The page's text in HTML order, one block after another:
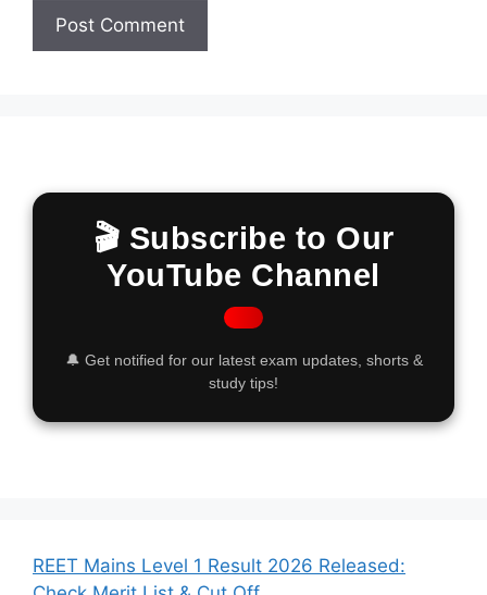
🎬 Subscribe to Our
YouTube Channel
🔔 Get notified for our latest exam updates, shorts &
study tips!
REET Mains Level 1 Result 2026 Released: